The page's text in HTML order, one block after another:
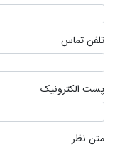
تلفن تماس
پست الکترونیک
متن نظر